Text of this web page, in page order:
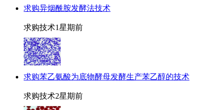
求购异烟酰胺发酵法技术
求购技术1星期前
求购苯乙氨酸为底物酵母发酵生产苯乙醇的技术
求购技术2星期前